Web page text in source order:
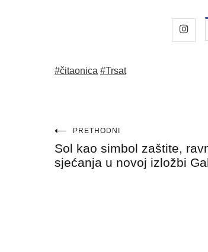
#čitaonica #Trsat
Navigacija
objava
PRETHODNI
Sol kao simbol zaštite,
sjećanja u novoj izložbi